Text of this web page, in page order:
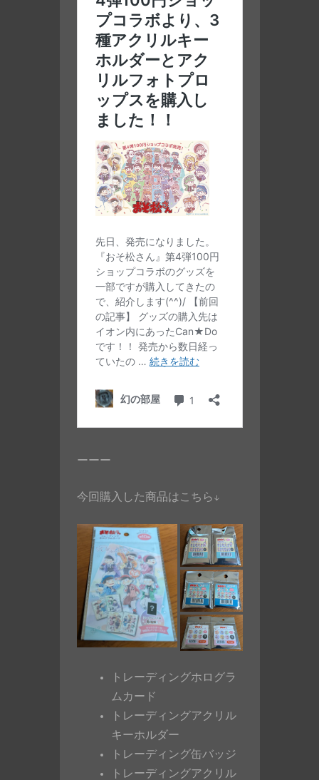
ーーー
今回購入した商品はこちら↓
トレーディングホログラ
ムカード
トレーディングアクリル
キーホルダー
トレーディング缶バッジ
トレーディングアクリル